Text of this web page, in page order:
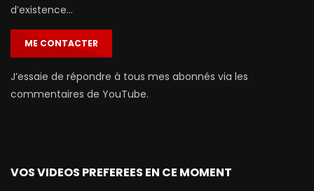
d’existence…
ME CONTACTER
J’essaie de répondre à tous mes abonnés via les
commentaires de YouTube.
VOS VIDEOS PREFEREES EN CE MOMENT